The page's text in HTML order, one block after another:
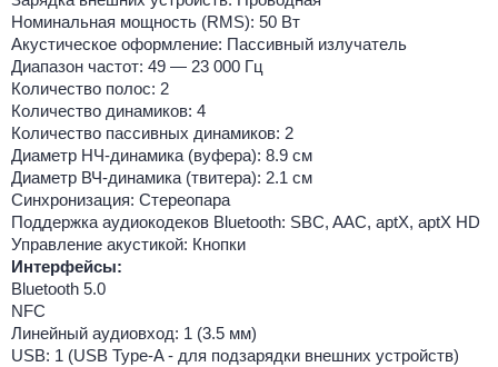
Номинальная мощность (RMS): 50 Вт
Акустическое оформление: Пассивный излучатель
Диапазон частот: 49 — 23 000 Гц
Количество полос: 2
Количество динамиков: 4
Количество пассивных динамиков: 2
Диаметр НЧ-динамика (вуфера): 8.9 см
Диаметр ВЧ-динамика (твитера): 2.1 см
Синхронизация: Стереопара
Поддержка аудиокодеков Bluetooth: SBC, AAC, aptX, aptX HD
Управление акустикой: Кнопки
Интерфейсы:
Bluetooth 5.0
NFC
Линейный аудиовход: 1 (3.5 мм)
USB: 1 (USB Type-A - для подзарядки внешних устройств)